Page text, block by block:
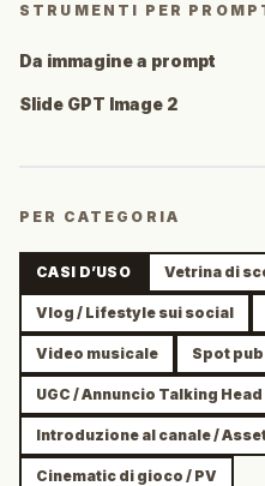
STRUMENTI PER
Da immagine a prompt
Slide GPT Image 2
PER CATEGORIA
CASI D’USO Vetrina di
Vlog / Lifestyle sui social
Video musicale Spot
UGC / Annuncio Talking Head
Introduzione al canale /
Cinematic di gioco / PV